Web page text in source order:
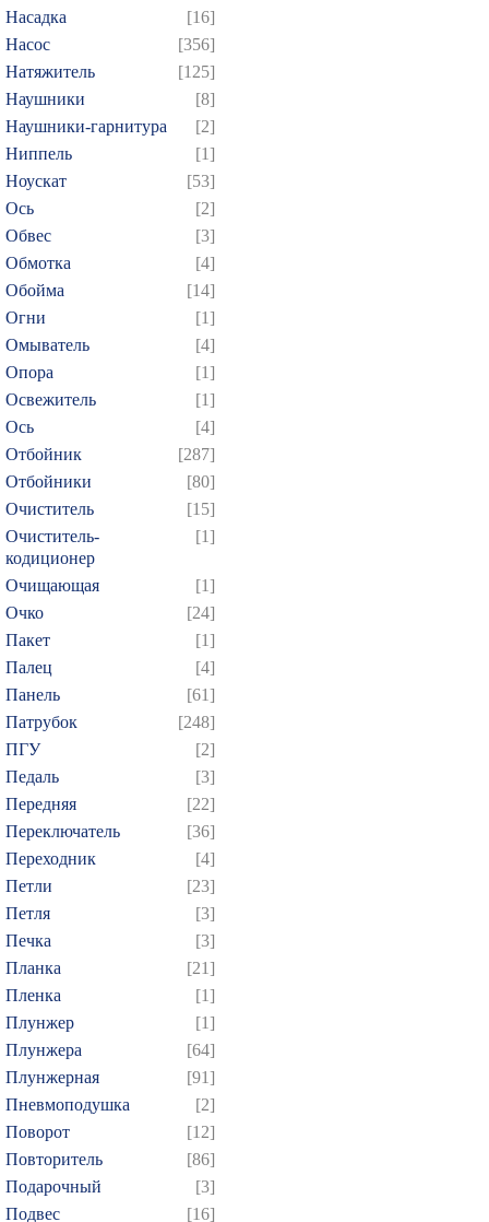
Насадка
[16]
Насос
[356]
Натяжитель
[125]
Наушники
[8]
Наушники-гарнитура
[2]
Ниппель
[1]
Ноускат
[53]
Оcь
[2]
Обвес
[3]
Обмотка
[4]
Обойма
[14]
Огни
[1]
Омыватель
[4]
Опора
[1]
Освежитель
[1]
Ось
[4]
Отбойник
[287]
Отбойники
[80]
Очиститель
[15]
Очиститель-
кодиционер
[1]
Очищающая
[1]
Очко
[24]
Пакет
[1]
Палец
[4]
Панель
[61]
Патрубок
[248]
ПГУ
[2]
Педаль
[3]
Передняя
[22]
Переключатель
[36]
Переходник
[4]
Петли
[23]
Петля
[3]
Печка
[3]
Планка
[21]
Пленка
[1]
Плунжер
[1]
Плунжера
[64]
Плунжерная
[91]
Пневмоподушка
[2]
Поворот
[12]
Повторитель
[86]
Подарочный
[3]
Подвес
[16]